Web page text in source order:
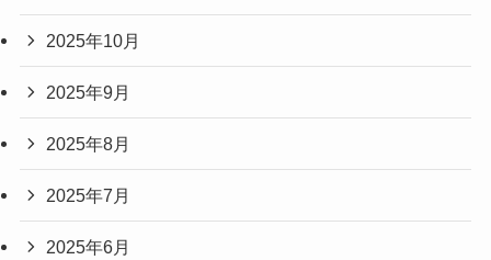
2025年10月
2025年9月
2025年8月
2025年7月
2025年6月